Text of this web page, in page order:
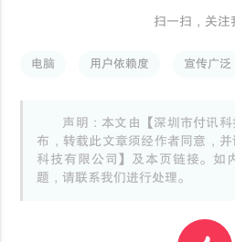
扫一扫，关注
电脑 用户依赖度 宣传广泛
声明：本文由【深圳市付讯
布，转载此文章须经作者同意，
科技有限公司】及本页链接。如
题，请联系我们进行处理。